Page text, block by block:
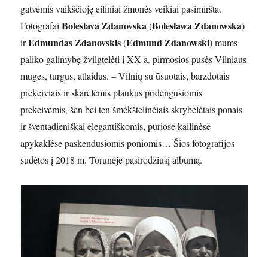
gatvėmis vaikščioję eiliniai žmonės veikiai pasimiršta.
FotografaiBoleslava Zdanovska(Bolesława Zdanowska)
irEdmundas Zdanovskis(Edmund Zdanowski) mums
paliko galimybę žvilgtelėti į XX a. pirmosios pusės Vilniaus
muges, turgus, atlaidus. – Vilnių su ūsuotais, barzdotais
prekeiviais ir skarelėmis plaukus pridengusiomis
prekeivėmis, šen bei ten šmėkštelinčiais skrybėlėtais ponais
ir šventadieniškai elegantiškomis, puriose kailinėse
apykaklėse paskendusiomis poniomis… Šios fotografijos
sudėtos į 2018 m. Torunėje pasirodžiusį albumą.